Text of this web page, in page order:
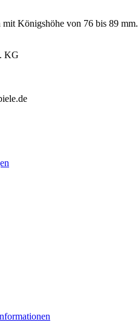
mit Königshöhe von 76 bis 89 mm.
KG